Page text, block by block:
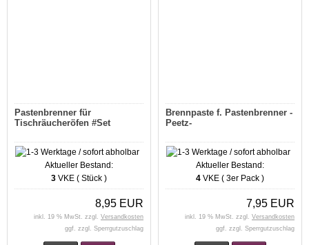
Pastenbrenner für
Tischräucheröfen #Set
Aktueller Bestand:
3 VKE ( Stück )
8,95 EUR
inkl. 19 % MwSt. zzgl. Versandkosten
ggf. zzgl. Sperrgutzuschlag
Brennpaste f. Pastenbrenner -
Peetz-
Aktueller Bestand:
4 VKE ( 3er Pack )
7,95 EUR
inkl. 19 % MwSt. zzgl. Versandkosten
ggf. zzgl. Sperrgutzuschlag